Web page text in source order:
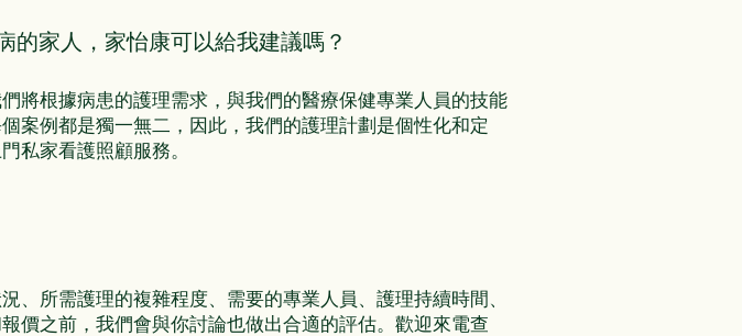
家人，家怡康可以給我建議嗎？
將根據病患的護理需求，與我們的醫療保健專業人員的技能
案例都是獨一無二，因此，我們的護理計劃是個性化和定
私家看護照顧服務。
、所需護理的複雜程度、需要的專業人員、護理持續時間、
價之前，我們會與你討論也做出合適的評估。歡迎來電查